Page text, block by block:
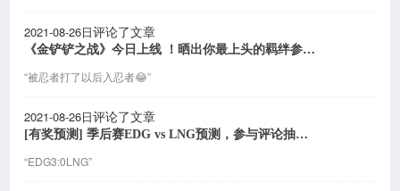
2021-08-26日评论了文章
《金铲铲之战》今日上线 ！晒出你最上头的羁绊参与抽奖
“被忍者打了以后入忍者😂”
2021-08-26日评论了文章
[有奖预测] 季后赛EDG vs LNG预测，参与评论抽雷柏电竞外设
“EDG3:0LNG”